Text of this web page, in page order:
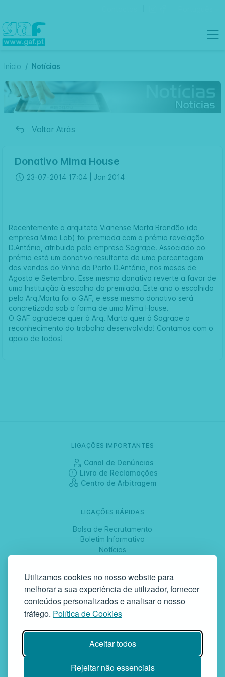
Utilizamos cookies no nosso website para
melhorar a sua experiência de utilizador, fornecer
conteúdos personalizados e analisar o nosso
tráfego. Política de Cookies
Aceitar todos
Rejeitar não essenciais
Inicio Notícias
Voltar Atrás
Donativo Mima House
23-07-2014 17:04 | Jan 2014
Recentemente a arquiteta Vianense Marta Brandão (da
empresa Mima Lab) foi premiada com o prémio revelação
D.Antónia, atribuido pela empresa Sogrape. Associado ao
prémio está um donativo resultante de uma percentagem
das vendas do Vinho do Porto D.Antónia, nos meses de
Agosto e Setembro. Esse mesmo donativo reverte a favor de
uma Instituição à escolha da premiada. Este ano o escolhido
pela Arq.Marta foi o GAF, e esse mesmo donativo será
concretizado sob a forma de uma Mima House.
O GAF agradece quer à Arq. Marta quer à Sogrape o
reconhecimento do trabalho desenvolvido! Contamos com o
apoio de todos!
LIGAÇÕES IMPORTANTES
Canal de Denúncias
Livro de Reclamações
Centro de Arbitragem
LIGAÇÕES RÁPIDAS
Bolsa de Recrutamento
Boletim Informativo
Notícias
SIGA-NOS
GAF | Gabinete de Atendimento à Família
Rua da Bandeira, 342 | 4900-561 Viana do Castelo | tel +351 258
Instituição Particular de Solidariedade Social | Inscrição nº 58/96
Publicada em D.R. III 14-03-1997 | N.º Contribuinte 503748935